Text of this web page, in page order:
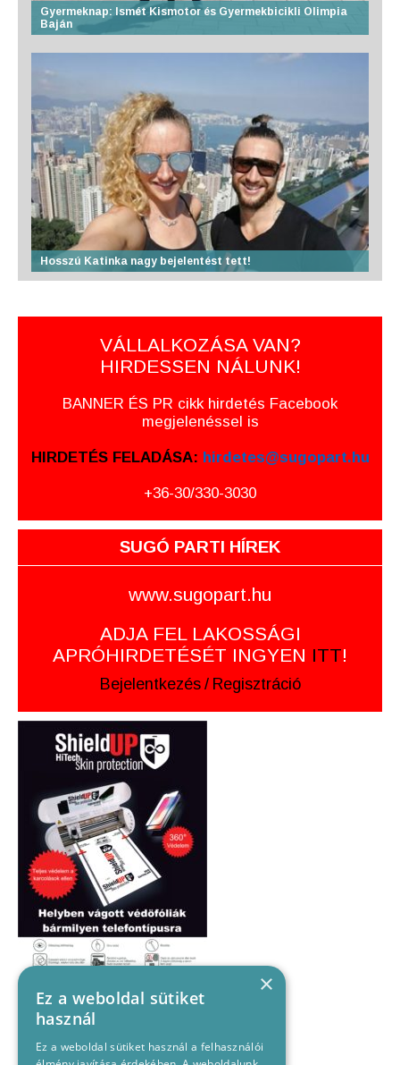
Gyermeknap: Ismét Kismotor és Gyermekbicikli Olimpia
Baján
Hosszú Katinka nagy bejelentést tett!
VÁLLALKOZÁSA VAN?
HIRDESSEN NÁLUNK!
BANNER ÉS PR cikk hirdetés Facebook
megjelenéssel is
HIRDETÉS FELADÁSA: hirdetes@sugopart.hu
+36-30/330-3030
SUGÓ PARTI HÍREK
www.sugopart.hu
ADJA FEL LAKOSSÁGI
APRÓHIRDETÉSÉT INGYEN ITT!
Bejelentkezés / Regisztráció
×
Ez a weboldal sütiket
használ
Ez a weboldal sütiket használ a felhasználói